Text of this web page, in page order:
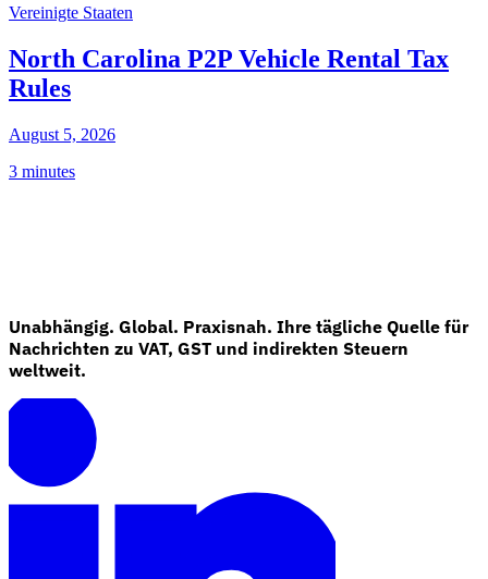
Vereinigte Staaten
North Carolina P2P Vehicle Rental Tax
Rules
August 5, 2026
3 minutes
Unabhängig. Global. Praxisnah. Ihre tägliche Quelle für
Nachrichten zu VAT, GST und indirekten Steuern
weltweit.